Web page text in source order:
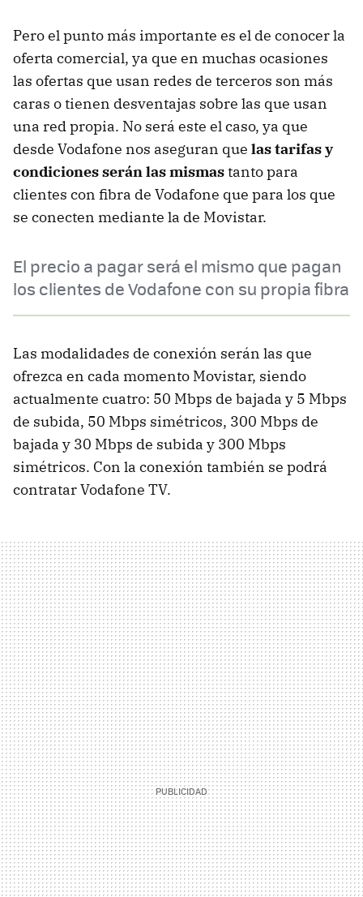
Pero el punto más importante es el de conocer la
oferta comercial, ya que en muchas ocasiones
las ofertas que usan redes de terceros son más
caras o tienen desventajas sobre las que usan
una red propia. No será este el caso, ya que
desde Vodafone nos aseguran que las tarifas y
condiciones serán las mismastanto para
clientes con fibra de Vodafone que para los que
se conecten mediante la de Movistar.
El precio a pagar será el mismo que pagan
los clientes de Vodafone con su propia fibra
Las modalidades de conexión serán las que
ofrezca en cada momento Movistar, siendo
actualmente cuatro: 50 Mbps de bajada y 5 Mbps
de subida, 50 Mbps simétricos, 300 Mbps de
bajada y 30 Mbps de subida y 300 Mbps
simétricos. Con la conexión también se podrá
contratar Vodafone TV.